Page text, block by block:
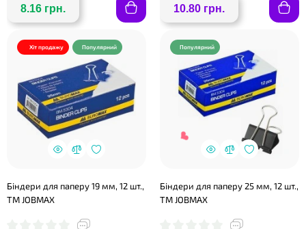
8.16 грн. 10.80 грн.
Хіт продажу Популярний
Біндери для паперу 19 мм, 12 шт.,
ТМ JOBMAX
Популярний
Біндери для паперу 25 мм, 12 шт.,
ТМ JOBMAX
❤